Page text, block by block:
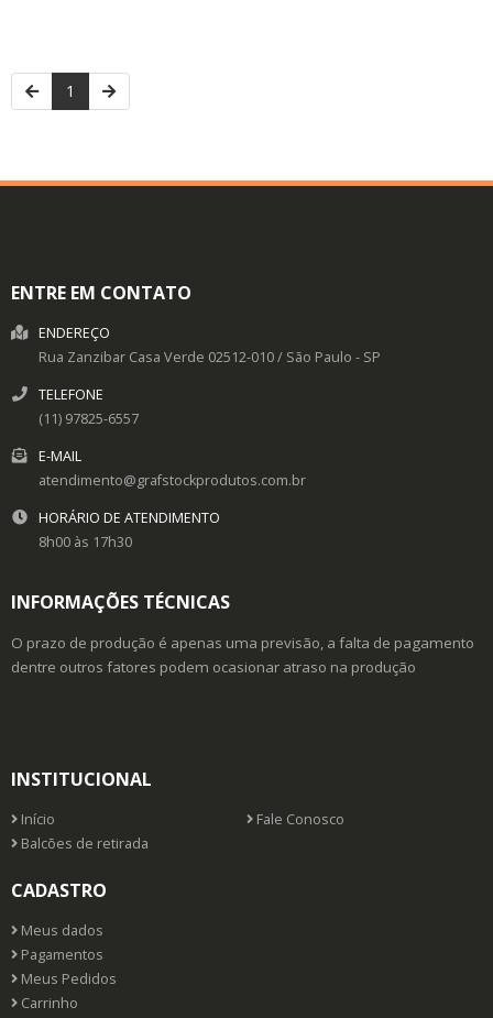
1
ENTRE EM CONTATO
ENDEREÇO
Rua Zanzibar Casa Verde 02512-010/ São Paulo - SP
TELEFONE
(11) 97825-6557
E-MAIL
atendimento@grafstockprodutos.com.br
HORÁRIO DE ATENDIMENTO
8h00 às 17h30
INFORMAÇÕES TÉCNICAS
O prazo de produção é apenas uma previsão, a falta de pagamento
dentre outros fatores podem ocasionar atraso na produção
INSTITUCIONAL
Início
Fale Conosco
Balcões de retirada
CADASTRO
Meus dados
Pagamentos
Meus Pedidos
Carrinho